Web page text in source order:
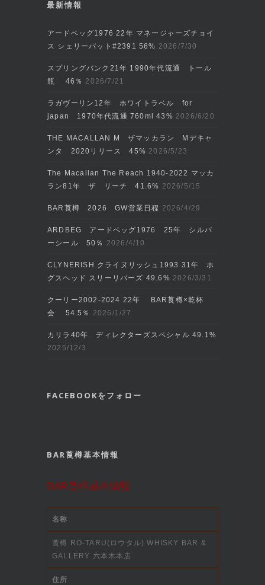
最新情報
アードベッグ1976 22年 マネージャーズチョイ
ス シェリーバット#2391 56% 2026/7/30
スプリングバンク21年 1990年代流通 トール
瓶 46％ 2026/7/21
ラガヴーリン12年 ホワイトラベル for
japan 1970年代流通 760ml 43% 2026/6/20
THE MACALLAN M ザマッカラン Mデキャ
ンタ 2020リリース 45% 2026/5/23
The Macallan The Reach 1940-2022 マッカ
ラン81年 ザ リーチ 41.6% 2026/5/15
BAR莨樽 2026 GW営業日程 2026/4/29
ARDBEG アードベッグ1976 25年 シルバ
ーシール 50％ 2026/4/10
CLYNERISH クライヌリッシュ1993 31年 ホ
グスヘッド スリーリバーズ 49.6% 2026/3/31
クーリー2002‐2024 22年 BAR莨樽×乾杯
会 54.5％ 2026/1/27
カリラ40年 ディレクターズスペシャル 49.1%
2025/12/3
FACEBOOKをフォロー
BAR莨樽基本情報
BAR莨樽基本情報
名称
莨樽 RO-TARU(ロウタル) WHISKY BAR &
GALLERY 六本木本店
住所